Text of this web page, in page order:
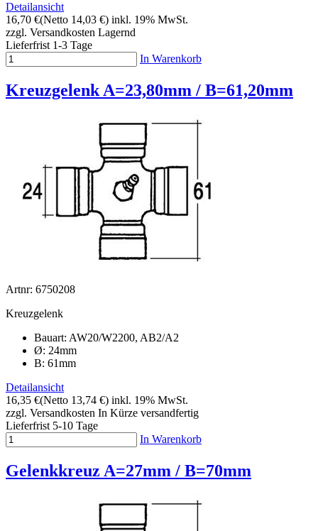
Detailansicht
16,70 €(Netto 14,03 €) inkl. 19% MwSt.
zzgl. Versandkosten Lagernd
Lieferfrist 1-3 Tage
In Warenkorb
Kreuzgelenk A=23,80mm / B=61,20mm
Artnr: 6750208
Kreuzgelenk
Bauart: AW20/W2200, AB2/A2
Ø: 24mm
B: 61mm
Detailansicht
16,35 €(Netto 13,74 €) inkl. 19% MwSt.
zzgl. Versandkosten In Kürze versandfertig
Lieferfrist 5-10 Tage
In Warenkorb
Gelenkkreuz A=27mm / B=70mm